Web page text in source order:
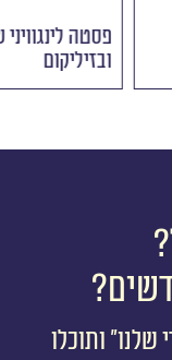
לימון-פלפל
שלנו״ ותוכלו